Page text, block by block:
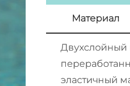
Материал
Двухслойный
эластичный